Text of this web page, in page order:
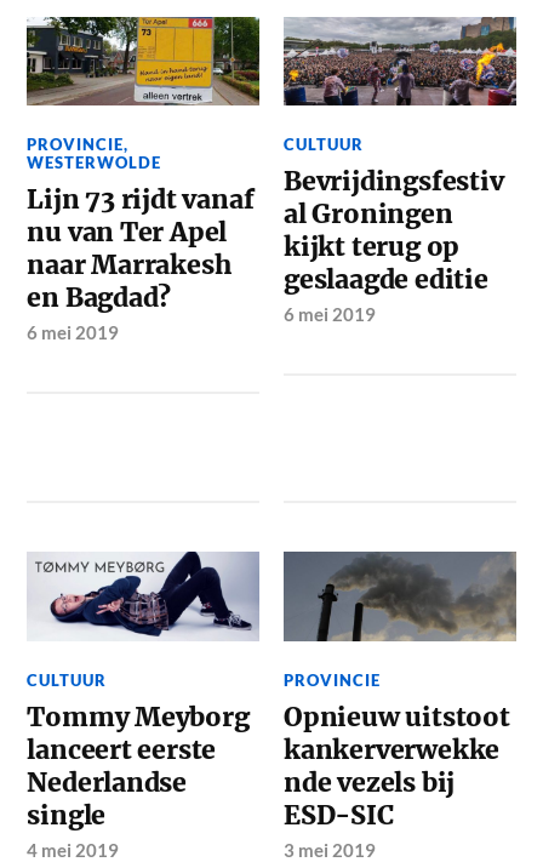
PROVINCIE,
WESTERWOLDE
Lijn 73 rijdt vanaf
nu van Ter Apel
naar Marrakesh
en Bagdad?
6 mei 2019
CULTUUR
Bevrijdingsfestiv
al Groningen
kijkt terug op
geslaagde editie
6 mei 2019
CULTUUR
Tommy Meyborg
lanceert eerste
Nederlandse
single
4 mei 2019
PROVINCIE
Opnieuw uitstoot
kankerverwekke
nde vezels bij
ESD-SIC
3 mei 2019